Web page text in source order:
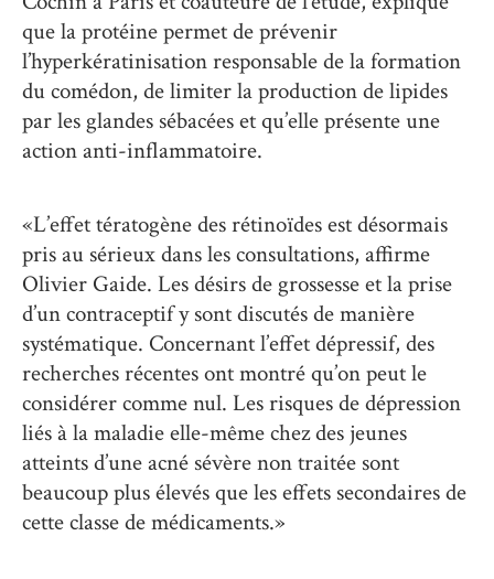
que la protéine permet de prévenir
l’hyperkératinisation responsable de la formation
du comédon, de limiter la production de lipides
par les glandes sébacées et qu’elle présente une
action anti-inflammatoire.
«L’effet tératogène des rétinoïdes est désormais
pris au sérieux dans les consultations, affirme
Olivier Gaide. Les désirs de grossesse et la prise
d’un contraceptif y sont discutés de manière
systématique. Concernant l’effet dépressif, des
recherches récentes ont montré qu’on peut le
considérer comme nul. Les risques de dépression
liés à la maladie elle-même chez des jeunes
atteints d’une acné sévère non traitée sont
beaucoup plus élevés que les effets secondaires de
cette classe de médicaments.»